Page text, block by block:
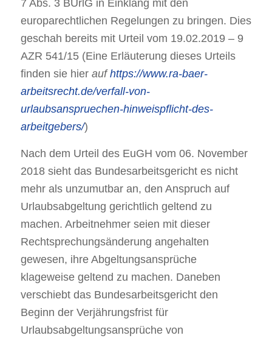
7 Abs. 3 BUrlG in Einklang mit den
europarechtlichen Regelungen zu bringen. Dies
geschah bereits mit Urteil vom 19.02.2019 – 9
AZR 541/15 (Eine Erläuterung dieses Urteils
finden sie hier aufhttps://www.ra-baer-
arbeitsrecht.de/verfall-von-
urlaubsanspruechen-hinweispflicht-des-
arbeitgebers/)
Nach dem Urteil des EuGH vom 06. November
2018 sieht das Bundesarbeitsgericht es nicht
mehr als unzumutbar an, den Anspruch auf
Urlaubsabgeltung gerichtlich geltend zu
machen. Arbeitnehmer seien mit dieser
Rechtsprechungsänderung angehalten
gewesen, ihre Abgeltungsansprüche
klageweise geltend zu machen. Daneben
verschiebt das Bundesarbeitsgericht den
Beginn der Verjährungsfrist für
Urlaubsabgeltungsansprüche von